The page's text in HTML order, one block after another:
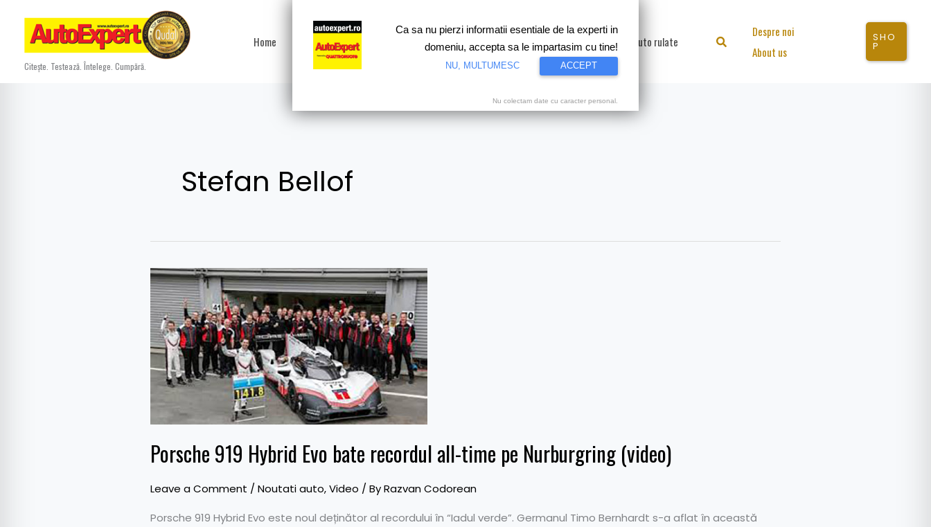
content
Citește. Testează. Întelege. Cumpără.
Home Test drive Motorsport Proiecte speciale Video Auto rulate Search
Despre noi
About us
SHO
P
Stefan Bellof
Porsche 919 Hybrid Evo bate recordul all-time pe Nurburgring (video)
Leave a Comment / Noutati auto,Video / ByRazvan Codorean
Porsche 919 Hybrid Evo este noul deținător al recordului în “Iadul verde”. Germanul Timo Bernhardt s-a aflat în această
Porsche
919
Hybrid
Evo
bate
recordul
all-
time
pe
Nurburgring
(video)
Ca sa nu pierzi informatii esentiale de la experti in
domeniu, accepta sa le impartasim cu tine!
NU, MULTUMESC ACCEPT
Nu colectam date cu caracter personal.